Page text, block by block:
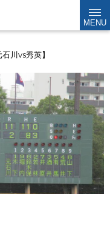
MENU
川vs秀英】